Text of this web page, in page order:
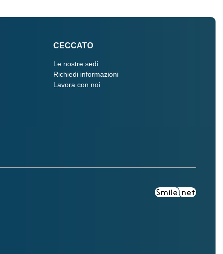
CECCATO
Le nostre sedi
Richiedi informazioni
Lavora con noi